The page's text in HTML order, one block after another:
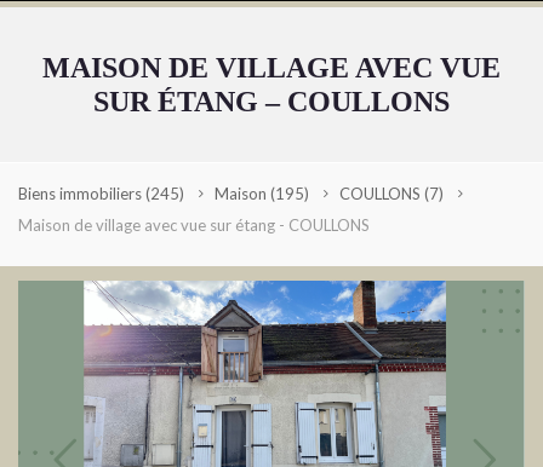
MAISON DE VILLAGE AVEC VUE
SUR ÉTANG – COULLONS
Biens immobiliers(245) Maison (195) COULLONS (7)
Maison de village avec vue sur étang - COULLONS